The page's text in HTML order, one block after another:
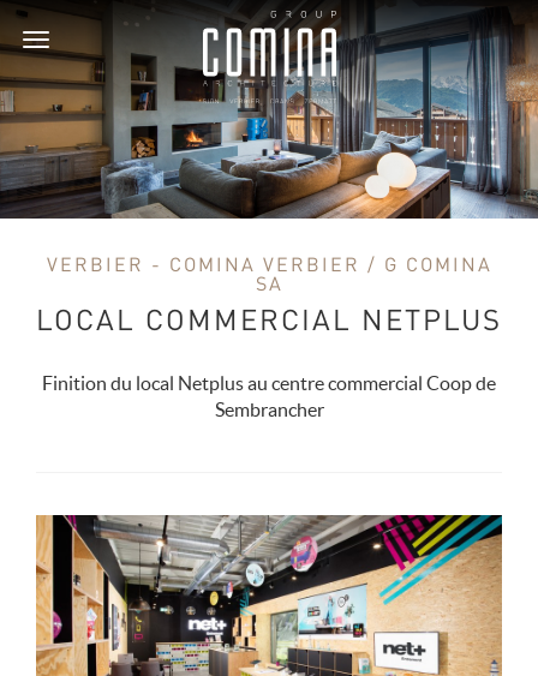
Toggle
navigation
VERBIER - COMINA VERBIER / G COMINA
SA
LOCAL COMMERCIAL NETPLUS
Finition du local Netplus au centre commercial Coop de
Sembrancher